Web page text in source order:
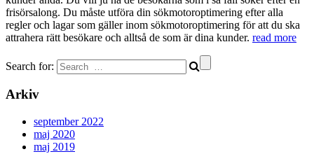
frisörsalong. Du måste utföra din sökmotoroptimering efter alla
regler och lagar som gäller inom sökmotoroptimering för att du ska
attrahera rätt besökare och alltså de som är dina kunder. read more
Search for:
Arkiv
september 2022
maj 2020
maj 2019